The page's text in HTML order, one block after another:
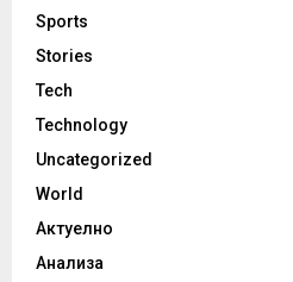
Sports
Stories
Tech
Technology
Uncategorized
World
Актуелно
Анализа